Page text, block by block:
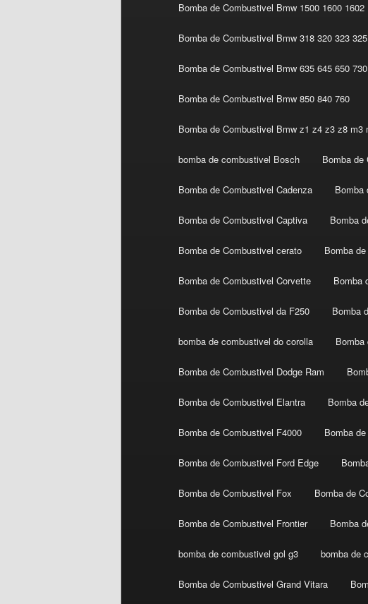
Bomba de Combustivel Bmw 1500 1600
Bomba de Combustivel Bmw 318 320 323
Bomba de Combustivel Bmw 635 645 650
Bomba de Combustivel Bmw 850 840 760
Bomba de Combustivel Bmw z1 z4 z3 z8 m3
bomba de combustivel Bosch Bomba de
Bomba de Combustivel Cadenza Bomba
Bomba de Combustivel Captiva Bomba
Bomba de Combustivel cerato Bomba
Bomba de Combustivel Corvette Bomba
Bomba de Combustivel da F250 Bomba
bomba de combustivel do corolla
Bomba de Combustivel Dodge Ram
Bomba de Combustivel Elantra Bomba
Bomba de Combustivel F4000 Bomba
Bomba de Combustivel Ford Edge
Bomba de Combustivel Fox Bomba de
Bomba de Combustivel Frontier Bomba
bomba de combustivel gol g3 bomba de
Bomba de Combustivel Grand Vitara